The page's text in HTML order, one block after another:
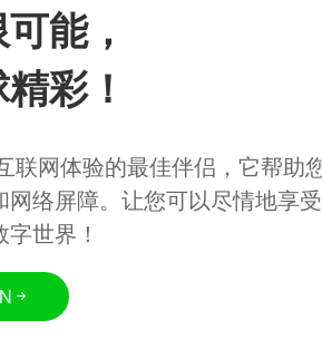
能，
彩！
联网体验的最佳伴侣，它帮助
网络屏障。让您可以尽情地享受
世界！